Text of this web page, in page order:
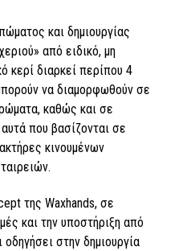
και δημιουργίας
από ειδικό, μη
κερί διαρκεί περίπου 4
να διαμορφωθούν σε
καθώς και σε
που βασίζονται σε
κινουμένων
της Waxhands, σε
και την υποστήριξη από
οδηγήσει στην δημιουργία